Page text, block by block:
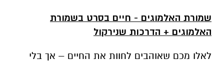
שמורת האלמוגים - חיים בסרט בשמורת
האלמוגים + הדרכות שנירקול
לאלו מכם שאוהבים לחוות את החיים – אך בלי